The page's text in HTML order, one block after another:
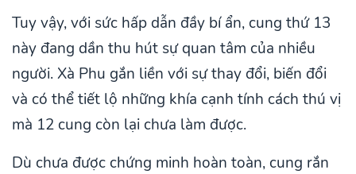
Tuy vậy, với sức hấp dẫn đầy bí ẩn, cung thứ 13
này đang dần thu hút sự quan tâm của nhiều
người. Xà Phu gắn liền với sự thay đổi, biến đổi
và có thể tiết lộ những khía cạnh tính cách thú vị
mà 12 cung còn lại chưa làm được.
Dù chưa được chứng minh hoàn toàn, cung rắn